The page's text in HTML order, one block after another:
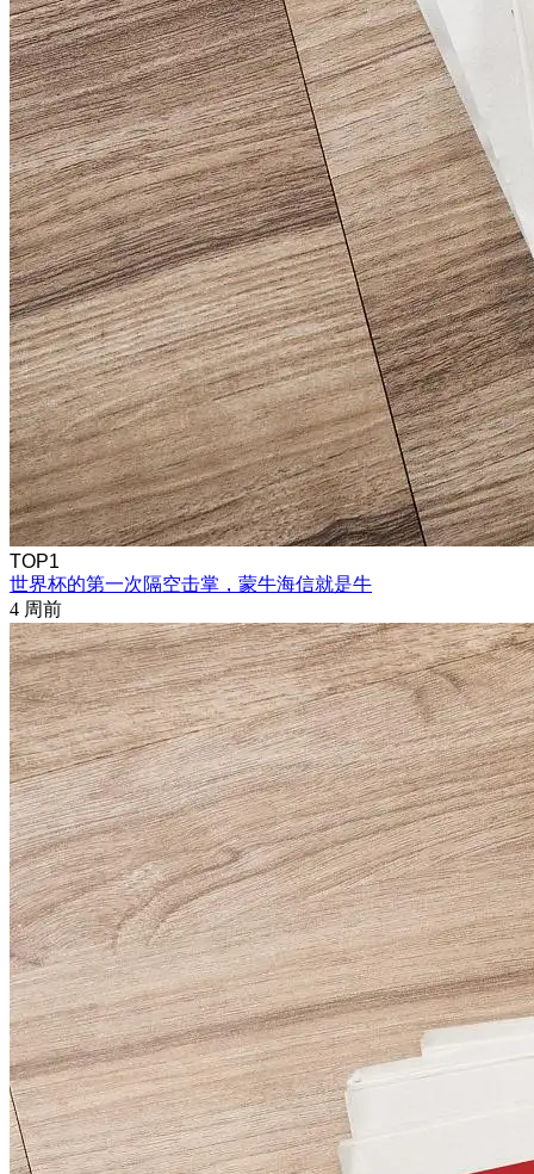
TOP1
世界杯的第一次隔空击掌，蒙牛海信就是牛
4 周前